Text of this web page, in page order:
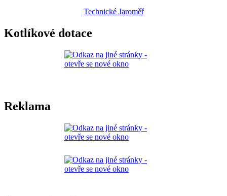
Technické Jaroměř
Kotlíkové dotace
Reklama